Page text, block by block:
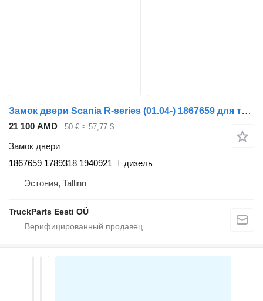
Замок двери Scania R-series (01.04-) 1867659 для тягача Scania P,G,R,T-series (2004-2017)
21 100 AMD 50 € ≈ 57,77 $
Замок двери
1867659 1789318 1940921
дизель
Эстония, Tallinn
TruckParts Eesti OÜ